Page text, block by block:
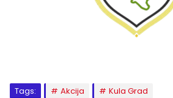
Tags: Akcija Kula Grad